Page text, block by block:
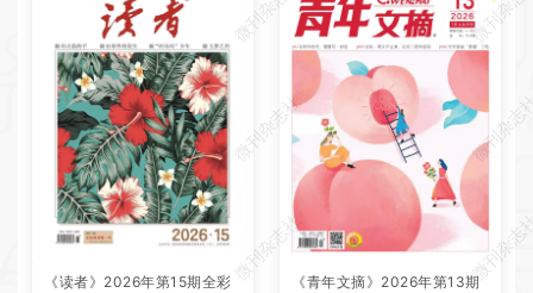
《读者》2026年第15期全彩
《青年文摘》2026年第13期
微刊杂志社
微刊杂
微刊杂志社
微刊杂